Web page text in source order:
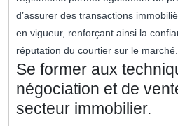
d’assurer des transactions
en vigueur, renforçant ainsi la
réputation du courtier sur le marché.
Se former aux
négociation et de
secteur immobilier.